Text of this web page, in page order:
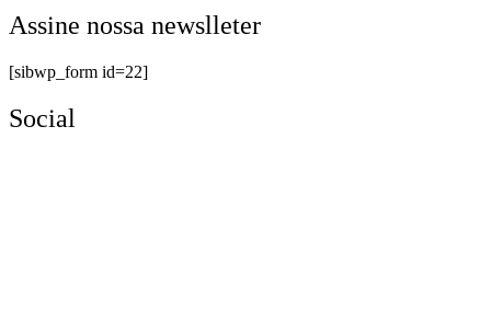
Assine nossa newslleter
[sibwp_form id=22]
Social